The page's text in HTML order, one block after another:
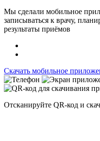
Мы сделали мобильное
записываться к врачу,
результаты приёмов
Скачать мобильное
Отсканируйте QR-код и